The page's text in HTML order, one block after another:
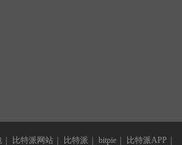
| 比特派网站 | 比特派 | bitpie | 比特派APP |